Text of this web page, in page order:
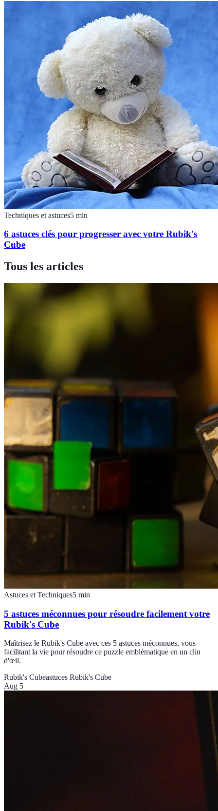
Techniques et astuces5 min
6 astuces clés pour progresser avec votre Rubik's
Cube
Tous les articles
Astuces et Techniques5 min
5 astuces méconnues pour résoudre facilement votre
Rubik's Cube
Maîtrisez le Rubik's Cube avec ces 5 astuces méconnues, vous
facilitant la vie pour résoudre ce puzzle emblématique en un clin
d'œil.
Rubik's Cubeastuces Rubik's Cube
Aug 5